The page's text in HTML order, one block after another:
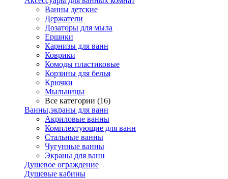
Ванны детские
Держатели
Дозаторы для мыла
Ершики
Карнизы для ванн
Коврики
Комоды пластиковые
Корзины для белья
Крючки
Мыльницы
Все категории (16)
Ванны,экраны для ванн
Акриловые ванны
Комплектующие для ванн
Стальные ванны
Чугунные ванны
Экраны для ванн
Душевое ограждение
Душевые кабины